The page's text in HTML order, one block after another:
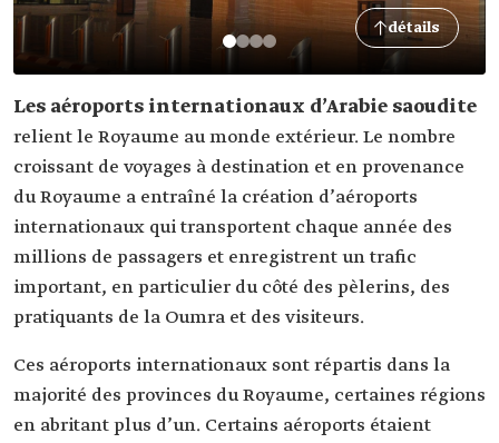
détails
Les aéroports internationaux d’Arabie saoudite
relient le Royaume au monde extérieur. Le nombre
croissant de voyages à destination et en provenance
du Royaume a entraîné la création d’aéroports
internationaux qui transportent chaque année des
millions de passagers et enregistrent un trafic
important, en particulier du côté des pèlerins, des
pratiquants de la Oumra et des visiteurs.
Ces aéroports internationaux sont répartis dans la
majorité des provinces du Royaume, certaines régions
en abritant plus d’un. Certains aéroports étaient